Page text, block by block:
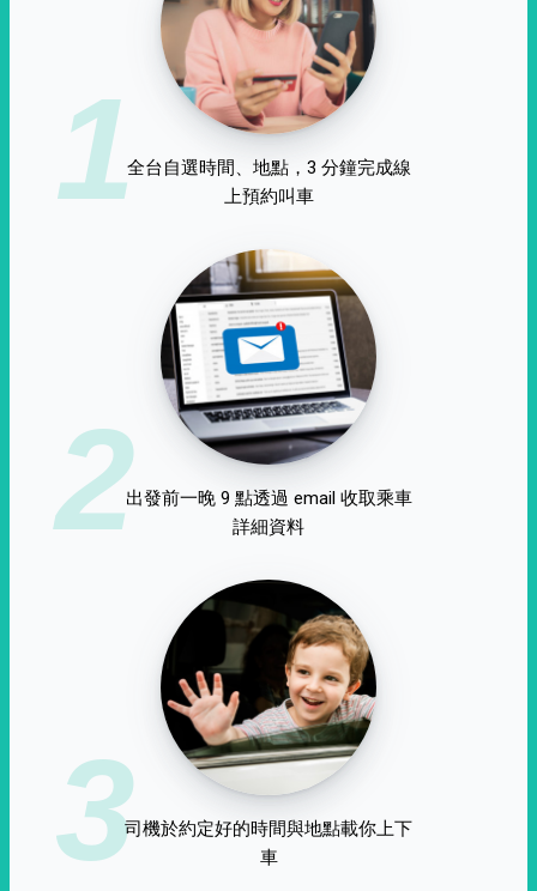
1全台自選時間、地點，3 分鐘完成線
上預約叫車
2出發前一晚 9 點透過 email 收取乘車
詳細資料
3司機於約定好的時間與地點載你上下
車